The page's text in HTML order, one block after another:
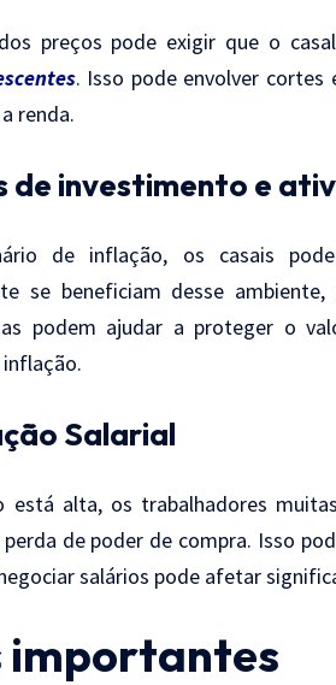
preços pode exigir que o
. Isso pode envolver cortes
renda.
de investimento e
de inflação, os casais
se beneficiam desse
podem ajudar a proteger o
inflação.
Salarial
está alta, os trabalhadores
de poder de compra. Isso
salários pode afetar
importantes